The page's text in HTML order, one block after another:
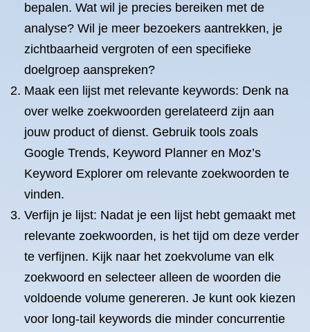
bepalen. Wat wil je precies bereiken met de
analyse? Wil je meer bezoekers aantrekken, je
zichtbaarheid vergroten of een specifieke
doelgroep aanspreken?
Maak een lijst met relevante keywords: Denk na
over welke zoekwoorden gerelateerd zijn aan
jouw product of dienst. Gebruik tools zoals
Google Trends, Keyword Planner en Moz’s
Keyword Explorer om relevante zoekwoorden te
vinden.
Verfijn je lijst: Nadat je een lijst hebt gemaakt met
relevante zoekwoorden, is het tijd om deze verder
te verfijnen. Kijk naar het zoekvolume van elk
zoekwoord en selecteer alleen de woorden die
voldoende volume genereren. Je kunt ook kiezen
voor long-tail keywords die minder concurrentie